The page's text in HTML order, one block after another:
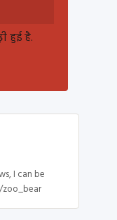
हुई है.
I can be